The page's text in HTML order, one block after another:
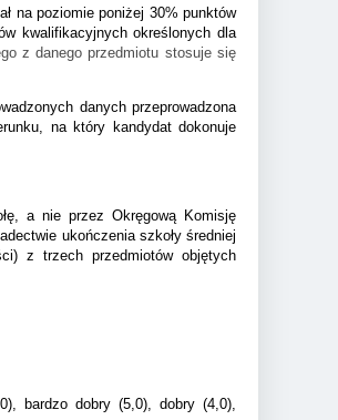
na poziomie poniżej 30% punktów
kwalifikacyjnych określonych dla
z danego przedmiotu stosuje się
danych przeprowadzona
na który kandydat dokonuje
a nie przez Okręgową Komisję
ukończenia szkoły średniej
z trzech przedmiotów objętych
bardzo dobry (5,0), dobry (4,0),